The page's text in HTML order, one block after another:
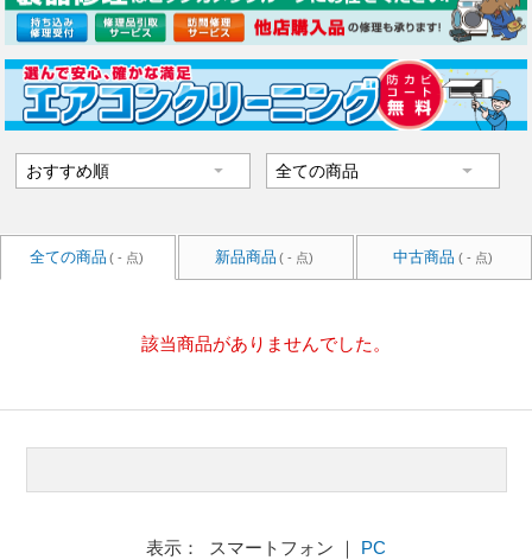
全ての商品 ( - 点) 新品商品 ( - 点) 中古商品 ( - 点)
該当商品がありませんでした。
表示： スマートフォン ｜ PC